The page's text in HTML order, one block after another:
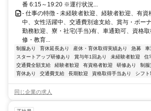
番 6:15～19:20 ※運行状況...
- 仕事の特徴 - 未経験者歓迎、経験者歓迎、有資
中、女性活躍中、交通費別途支給、賞与・ボー
勤務歓迎、寮・社宅(手当)有、車通勤可、資格
修・教育...
制服あり 育休延長あり 産休・育休取得実績あり 急募
車
スタートアップ研修あり
賞与年1回あり 未経験者歓迎
住
交通費全額支給
経験者歓迎 有資格者歓迎 研修あり 制服
育休あり
交通費支給 長期歓迎 資格取得手当あり シフト
同じ企業の求人